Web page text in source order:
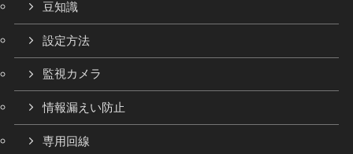
豆知識
設定方法
監視カメラ
情報漏えい防止
専用回線